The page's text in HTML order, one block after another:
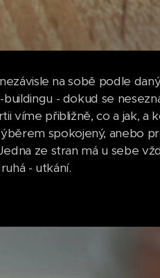
na sobě podle
- dokud se
víme přibližně, co a jak, a
spokojený, anebo
ze stran má u sebe
- utkání.